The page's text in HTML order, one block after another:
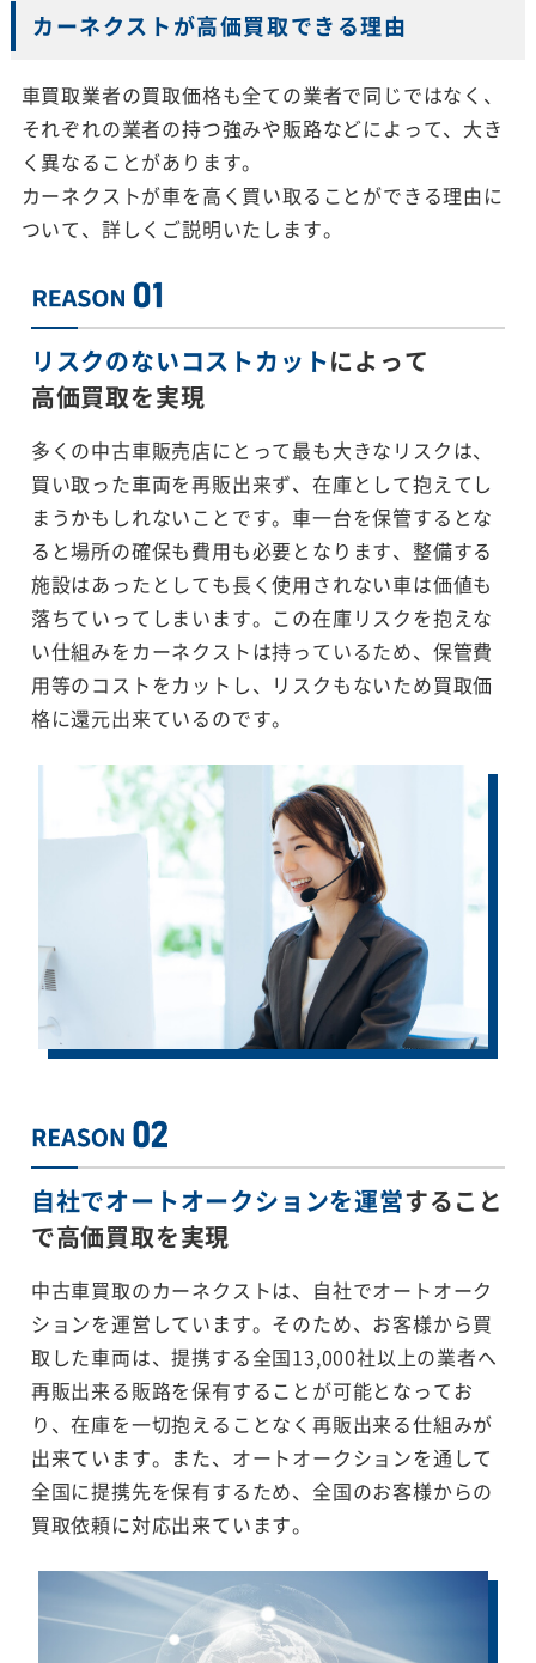
カーネクストが高価買取できる理由
車買取業者の買取価格も全ての業者で同じではなく、
それぞれの業者の持つ強みや販路などによって、大き
く異なることがあります。
カーネクストが車を高く買い取ることができる理由に
ついて、詳しくご説明いたします。
リスクのないコストカットによって
高価買取を実現
多くの中古車販売店にとって最も大きなリスクは、
買い取った車両を再販出来ず、在庫として抱えてし
まうかもしれないことです。車一台を保管するとな
ると場所の確保も費用も必要となります、整備する
施設はあったとしても長く使用されない車は価値も
落ちていってしまいます。この在庫リスクを抱えな
い仕組みをカーネクストは持っているため、保管費
用等のコストをカットし、リスクもないため買取価
格に還元出来ているのです。
自社でオートオークションを運営すること
で高価買取を実現
中古車買取のカーネクストは、自社でオートオーク
ションを運営しています。そのため、お客様から買
取した車両は、提携する全国13,000社以上の業者へ
再販出来る販路を保有することが可能となってお
り、在庫を一切抱えることなく再販出来る仕組みが
出来ています。また、オートオークションを通して
全国に提携先を保有するため、全国のお客様からの
買取依頼に対応出来ています。